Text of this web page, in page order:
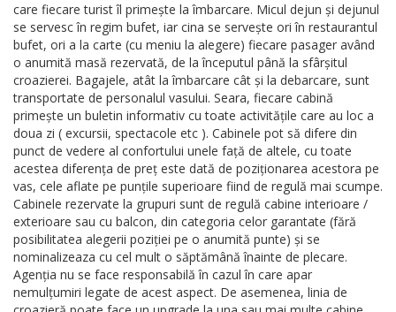
care fiecare turist îl primește la îmbarcare. Micul dejun și dejunul
se servesc în regim bufet, iar cina se servește ori în restaurantul
bufet, ori a la carte (cu meniu la alegere) fiecare pasager având
o anumită masă rezervată, de la începutul până la sfârșitul
croazierei. Bagajele, atât la îmbarcare cât și la debarcare, sunt
transportate de personalul vasului. Seara, fiecare cabină
primește un buletin informativ cu toate activitățile care au loc a
doua zi ( excursii, spectacole etc ). Cabinele pot să difere din
punct de vedere al confortului unele față de altele, cu toate
acestea diferența de preț este dată de poziționarea acestora pe
vas, cele aflate pe punțile superioare fiind de regulă mai scumpe.
Cabinele rezervate la grupuri sunt de regulă cabine interioare /
exterioare sau cu balcon, din categoria celor garantate (fără
posibilitatea alegerii poziției pe o anumită punte) și se
nominalizeaza cu cel mult o săptămână înainte de plecare.
Agenția nu se face responsabilă în cazul în care apar
nemulțumiri legate de acest aspect. De asemenea, linia de